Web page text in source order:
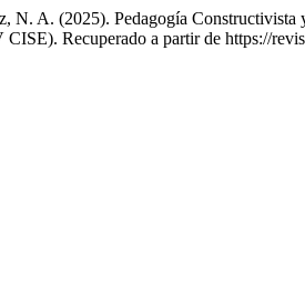
A. (2025). Pedagogía Constructivista
CISE). Recuperado a partir de https://